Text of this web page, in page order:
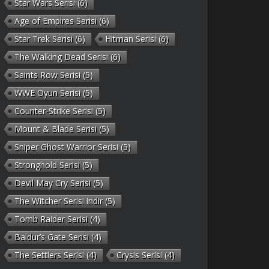
Star Wars Serisi (6)
Age of Empires Serisi (6)
Star Trek Serisi (6) Hitman Serisi (6)
The Walking Dead Serisi (6)
Saints Row Serisi (5)
WWE Oyun Serisi (5)
Counter-Strike Serisi (5)
Mount & Blade Serisi (5)
Sniper Ghost Warrior Serisi (5)
Stronghold Serisi (5)
Devil May Cry Serisi (5)
The Witcher Serisi indir(5)
Tomb Raider Serisi (4)
Baldur’s Gate Serisi (4)
The Settlers Serisi (4) Crysis Serisi (4)